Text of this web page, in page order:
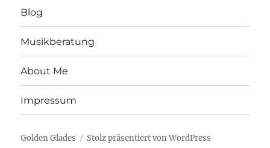
Blog
Musikberatung
About Me
Impressum
Golden Glades Stolz präsentiert von WordPress